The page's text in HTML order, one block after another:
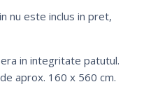
nu este inclus in pret,
in integritate patutul.
aprox. 160 x 560 cm.